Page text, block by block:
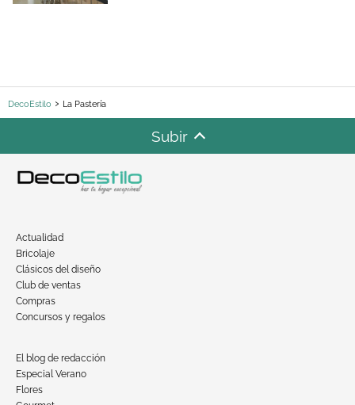
DecoEstilo La Pastería
Subir
Actualidad
Bricolaje
Clásicos del diseño
Club de ventas
Compras
Concursos y regalos
El blog de redacción
Especial Verano
Flores